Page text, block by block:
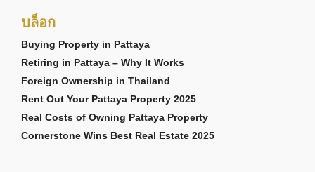
บล็อก
Buying Property in Pattaya
Retiring in Pattaya – Why It Works
Foreign Ownership in Thailand
Rent Out Your Pattaya Property 2025
Real Costs of Owning Pattaya Property
Cornerstone Wins Best Real Estate 2025